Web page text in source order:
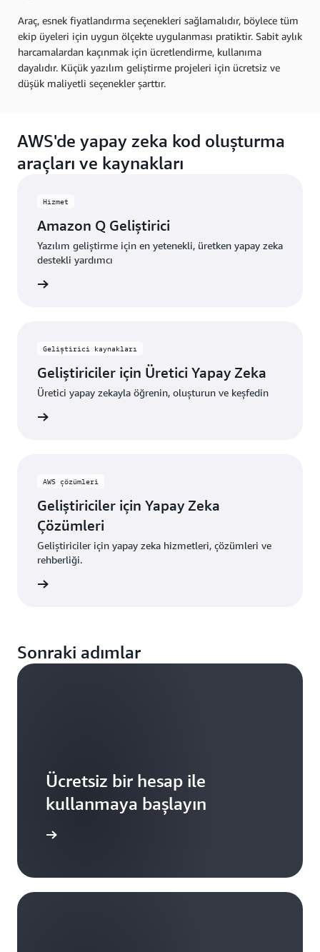
Araç, esnek fiyatlandırma seçenekleri sağlamalıdır, böylece tüm
ekip üyeleri için uygun ölçekte uygulanması pratiktir. Sabit aylık
harcamalardan kaçınmak için ücretlendirme, kullanıma
dayalıdır. Küçük yazılım geliştirme projeleri için ücretsiz ve
düşük maliyetli seçenekler şarttır.
AWS'de yapay zeka kod oluşturma
araçları ve kaynakları
Hizmet
Amazon Q Geliştirici
Yazılım geliştirme için en yetenekli, üretken yapay zeka
destekli yardımcı
Geliştirici kaynakları
Geliştiriciler için Üretici Yapay Zeka
Üretici yapay zekayla öğrenin, oluşturun ve keşfedin
AWS çözümleri
Geliştiriciler için Yapay Zeka
Çözümleri
Geliştiriciler için yapay zeka hizmetleri, çözümleri ve
rehberliği.
Sonraki adımlar
Ücretsiz bir hesap ile
kullanmaya başlayın